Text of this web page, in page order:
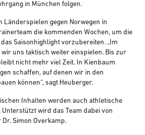
in München folgen.
Länderspielen gegen Norwegen in
die kommenden Wochen, um die
Saisonhighlight vorzubereiten. „Im
uns taktisch weiter einspielen. Bis zur
nicht mehr viel Zeit. In Kienbaum
schaffen, auf denen wir in den
können“, sagt Heuberger.
Inhalten werden auch athletische
wird das Team dabei von
Simon Overkamp.